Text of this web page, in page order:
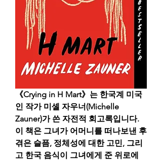
《Crying in H Mart》는 한국계 미국
인 작가 미셸 자우너(Michelle
Zauner)가 쓴 자전적 회고록입니다.
이 책은 그녀가 어머니를 떠나보낸 후
겪은 슬픔, 정체성에 대한 고민, 그리
고 한국 음식이 그녀에게 준 위로에